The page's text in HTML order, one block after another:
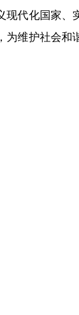
代化国家、
维护社会和